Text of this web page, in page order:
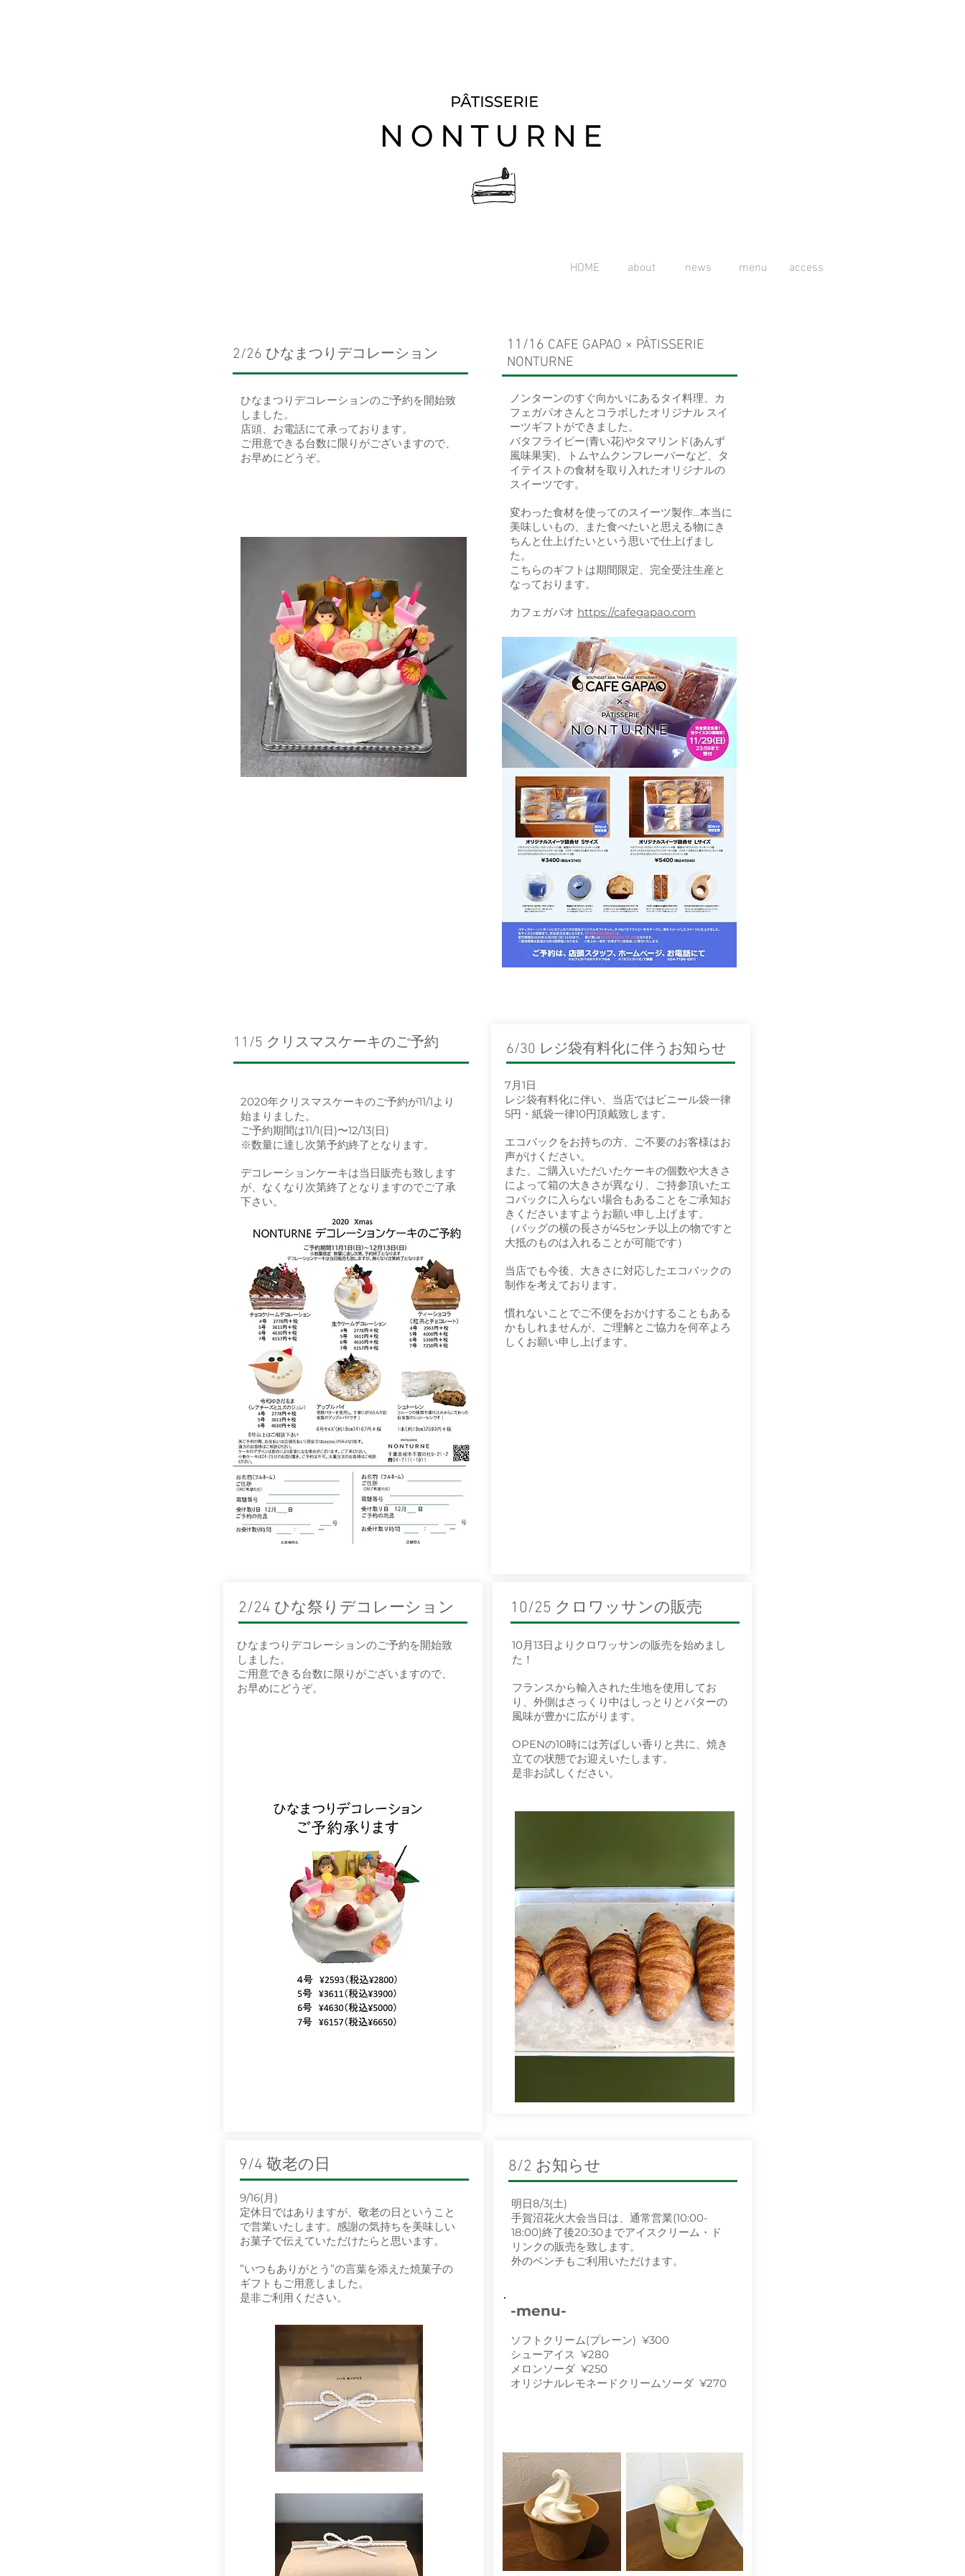
HOME about news menu access
2/26 ひなまつりデコレーション
ひなまつりデコレーションのご予約を開始致
しました。
​店頭、お電話にて承っております。
​ご用意できる台数に限りがございますので、
お早めにどうぞ。
11/16 CAFE GAPAO × PÂTISSERIE
NONTURNE
ノンターンのすぐ向かいにあるタイ料理、カ
フェガパオさんとコラボしたオリジナル スイ
ーツギフトができました。
バタフライピー(青い花)やタマリンド(あんず
風味果実)、トムヤムクンフレーバーなど、タ
イテイストの食材を取り入れたオリジナルの
スイーツです。
変わった食材を使ってのスイーツ製作…本当に
美味しいもの、また食べたいと思える物にき
ちんと仕上げたいという思いで仕上げまし
た。
​こちらのギフトは期間限定、完全受注生産と
なっております。
​カフェガパオ https://cafegapao.com
11/5 クリスマスケーキのご予約
2020年クリスマスケーキのご予約が11/1より
始まりました。
​ご予約期間は11/1(日)〜12/13(日)
※数量に達し次第予約終了となります。
デコレーションケーキは当日販売も致します
が、なくなり次第終了となりますのでご了承
下さい。
6/30 レジ袋有料化に伴うお知らせ
7月1日
レジ袋有料化に伴い、当店ではビニール袋一律
5円・紙袋一律10円頂戴致します。
エコバックをお持ちの方、ご不要のお客様はお
声がけください。
また、ご購入いただいたケーキの個数や大きさ
によって箱の大きさが異なり、ご持参頂いたエ
コバックに入らない場合もあることをご承知お
きくださいますようお願い申し上げます。
（バッグの横の長さが45センチ以上の物ですと
大抵のものは入れることが可能です）
当店でも今後、大きさに対応したエコバックの
制作を考えております。
​慣れないことでご不便をおかけすることもある
かもしれませんが、ご理解とご協力を何卒よろ
しくお願い申し上げます。
2/24 ひな祭りデコレーション
ひなまつりデコレーションのご予約を開始致
しました。
​ご用意できる台数に限りがございますので、
お早めにどうぞ。
10/25 クロワッサンの販売
10月13日よりクロワッサンの販売を始めまし
た！
フランスから輸入された生地を使用してお
り、外側はさっくり中はしっとりとバターの
風味が豊かに広がります。
OPENの10時には芳ばしい香りと共に、焼き
立ての状態でお迎えいたします。
​是非お試しください。
9/4 敬老の日
9/16(月)
定休日ではありますが、敬老の日ということ
で営業いたします。感謝の気持ちを美味しい
お菓子で伝えていただけたらと思います。
”いつもありがとう”の言葉を添えた焼菓子の
ギフトもご用意しました。
​是非ご利用ください。
8/2 お知らせ
-menu-
ソフトクリーム(プレーン) ¥300
シューアイス ¥280
メロンソーダ ¥250
オリジナルレモネードクリームソーダ ¥270
明日8/3(土)
手賀沼花火大会当日は、通常営業(10:00-
18:00)終了後20:30までアイスクリーム・ド
リンクの販売を致します。
外のベンチもご利用いただけます。